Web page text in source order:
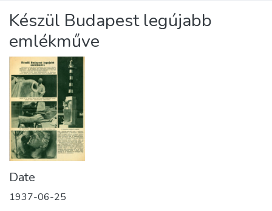
About us
Készül Budapest legújabb
emlékműve
Date
1937-06-25